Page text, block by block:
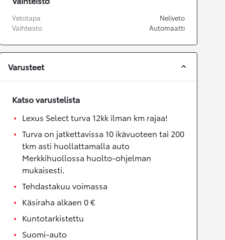
Vetotapa
Neliveto
Vaihteisto
Automaatti
Varusteet
Katso varustelista
Lexus Select turva 12kk ilman km rajaa!
Turva on jatkettavissa 10 ikävuoteen tai 200
tkm asti huollattamalla auto
Merkkihuollossa huolto-ohjelman
mukaisesti.
Tehdastakuu voimassa
Käsiraha alkaen 0 €
Kuntotarkistettu
Suomi-auto